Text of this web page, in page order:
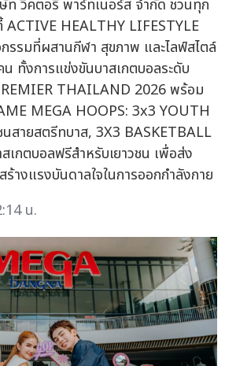
ท วิคตอรี่ พาร์ทเนอร์ส จำกัด ชวนทุก
ACTIVE HEALTHY LIFESTYLE
รรมที่ผสานกีฬา สุขภาพ และไลฟ์สไตล์
น ทั้งการแข่งขันบาสเกตบอลระดับ
THAILAND 2026 พร้อม
MEGA HOOPS: 3x3 YOUTH
นสายสตรีทบาส, 3X3 BASKETBALL
กตบอลฟรีสำหรับเยาวชน เพื่อส่ง
างแรงบันดาลใจในการออกกำลังกาย
น.